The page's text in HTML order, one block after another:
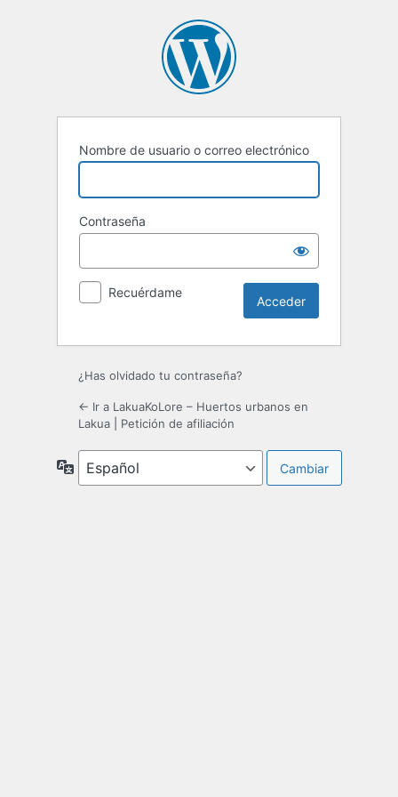
Nombre de usuario o correo electrónico
Contraseña
Recuérdame
¿Has olvidado tu contraseña?
← Ir a LakuaKoLore – Huertos urbanos en
Lakua
Petición de afiliación
Idioma